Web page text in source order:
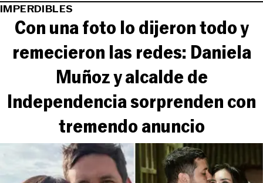
IMPERDIBLES
Con una foto lo dijeron todo y
remecieron las redes: Daniela
Muñoz y alcalde de
Independencia sorprenden con
tremendo anuncio